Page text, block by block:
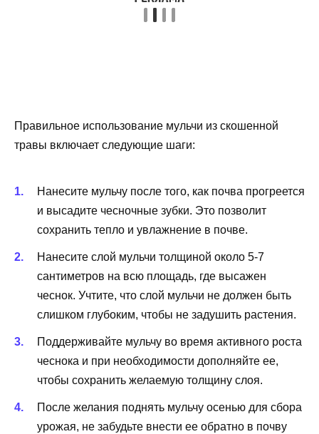
Правильное использование мульчи из скошенной
травы включает следующие шаги:
Нанесите мульчу после того, как почва прогреется
и высадите чесночные зубки. Это позволит
сохранить тепло и увлажнение в почве.
Нанесите слой мульчи толщиной около 5-7
сантиметров на всю площадь, где высажен
чеснок. Учтите, что слой мульчи не должен быть
слишком глубоким, чтобы не задушить растения.
Поддерживайте мульчу во время активного роста
чеснока и при необходимости дополняйте ее,
чтобы сохранить желаемую толщину слоя.
После желания поднять мульчу осенью для сбора
урожая, не забудьте внести ее обратно в почву